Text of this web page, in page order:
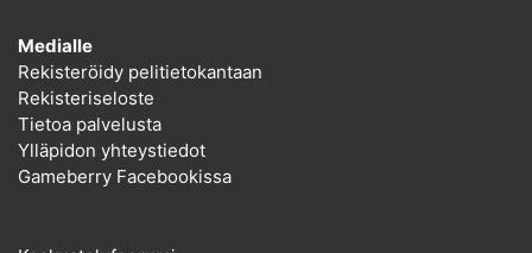
Medialle
Rekisteröidy pelitietokantaan
Rekisteriseloste
Tietoa palvelusta
Ylläpidon yhteystiedot
Gameberry Facebookissa